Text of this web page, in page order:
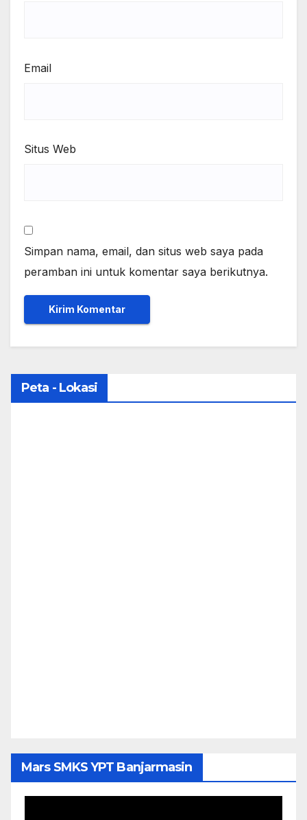
Email
Situs Web
Simpan nama, email, dan situs web saya pada
peramban ini untuk komentar saya berikutnya.
Peta - Lokasi
Mars SMKS YPT Banjarmasin